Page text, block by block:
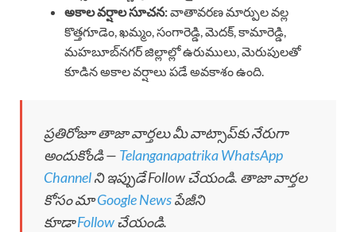
అకాల వర్షాల సూచన:వాతావరణ మార్పుల వల్ల
కొత్తగూడెం, ఖమ్మం, సంగారెడ్డి, మెదక్, కామారెడ్డి,
మహబూబ్‌నగర్ జిల్లాల్లో ఉరుములు, మెరుపులతో
కూడిన అకాల వర్షాలు పడే అవకాశం ఉంది.
ప్రతిరోజూ తాజా వార్తలు మీ వాట్సాప్‌కు నేరుగా
అందుకోండి — Telanganapatrika WhatsApp
Channelని ఇప్పుడే Follow చేయండి. తాజా వార్తల
కోసం మాGoogle Newsపేజీని
కూడాFollowచేయండి.